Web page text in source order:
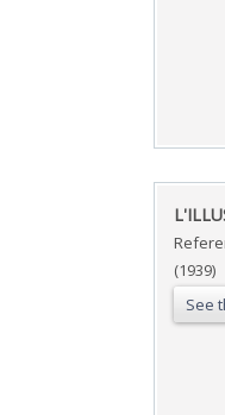
(1939)
See